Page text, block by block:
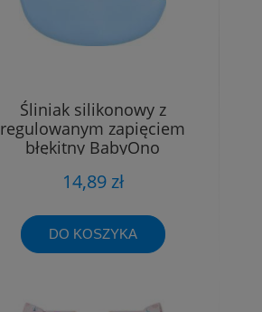
Śliniak silikonowy z
regulowanym zapięciem
błękitny BabyOno
14,89 zł
DO KOSZYKA